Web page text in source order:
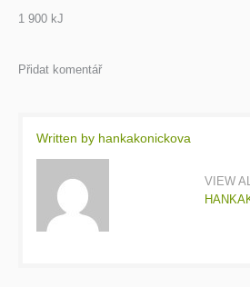
1 900 kJ
Přidat komentář
Written by hankakonickova
VIEW